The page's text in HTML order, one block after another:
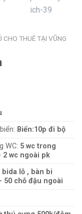
CHO THUÊ TẠI VŨNG
Biển:10p đi bộ
WC: 5 wc trong
2 wc ngoài pk
bida lỗ , bàn bi
50 chỗ đậu ngoài